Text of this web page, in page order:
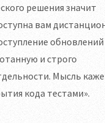
решения значит
вам
и строго
Мысль
кода тестами».